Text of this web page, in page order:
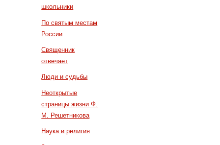
школьники
По святым местам
России
Священник
отвечает
Люди и судьбы
Неоткрытые
страницы жизни Ф.
М. Решетникова
Наука и религия